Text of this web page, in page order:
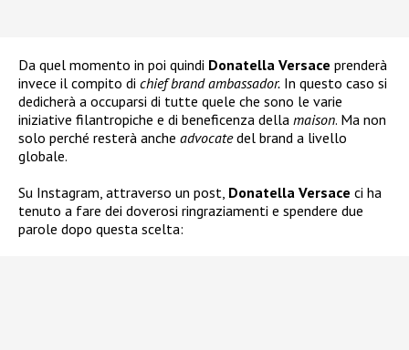
Da quel momento in poi quindi Donatella Versace prenderà
invece il compito di chief brand ambassador. In questo caso si
dedicherà a occuparsi di tutte quele che sono le varie
iniziative filantropiche e di beneficenza della maison. Ma non
solo perché resterà anche advocatedel brand a livello
globale.
Su Instagram, attraverso un post, Donatella Versace ci ha
tenuto a fare dei doverosi ringraziamenti e spendere due
parole dopo questa scelta: